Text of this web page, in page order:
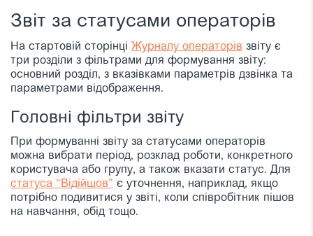
Звіт за статусами операторів
На стартовій сторінці Журналу операторів звіту є
три розділи з фільтрами для формування звіту:
основний розділ, з вказівками параметрів дзвінка та
параметрами відображення.
Головні фільтри звіту
При формуванні звіту за статусами операторів
можна вибрати період, розклад роботи, конкретного
користувача або групу, а також вказати статус. Для
статуса “Відійшов” є уточнення, наприклад, якщо
потрібно подивитися у звіті, коли співробітник пішов
на навчання, обід тощо.